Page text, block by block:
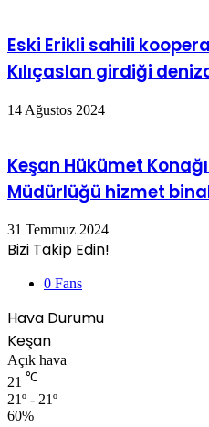
Eski Erikli sahili
Kılıçaslan girdiği
14 Ağustos 2024
Keşan Hükümet
Müdürlüğü hizmet
31 Temmuz 2024
Bizi Takip Edin!
0 Fans
Hava Durumu
Keşan
Açık hava
21 ℃
21º - 21º
60%